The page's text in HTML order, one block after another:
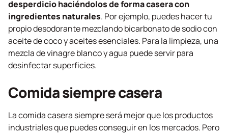
desperdicio haciéndolos de forma casera con
ingredientes naturales. Por ejemplo, puedes hacer tu
propio desodorante mezclando bicarbonato de sodio con
aceite de coco y aceites esenciales. Para la limpieza, una
mezcla de vinagre blanco y agua puede servir para
desinfectar superficies.
Comida siempre casera
La comida casera siempre será mejor que los productos
industriales que puedes conseguir en los mercados. Pero